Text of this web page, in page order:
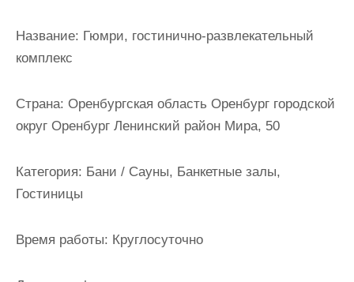
Название: Гюмри, гостинично-развлекательный
комплекс
Страна: Оренбургская область Оренбург городской
округ Оренбург Ленинский район Мира, 50
Категория: Бани / Сауны, Банкетные залы,
Гостиницы
Время работы: Круглосуточно